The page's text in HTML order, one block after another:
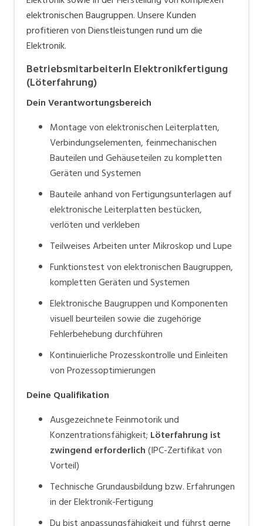
elektronischen Baugruppen. Unsere Kunden
profitieren von Dienstleistungen rund um die
Elektronik.
BetriebsmitarbeiterIn Elektronikfertigung
(Löterfahrung)
Dein Verantwortungsbereich
Montage von elektronischen Leiterplatten,
Verbindungselementen, feinmechanischen
Bauteilen und Gehäuseteilen zu kompletten
Geräten und Systemen
Bauteile anhand von Fertigungsunterlagen auf
elektronische Leiterplatten bestücken,
verlöten und verkleben
Teilweises Arbeiten unter Mikroskop und Lupe
Funktionstest von elektronischen Baugruppen,
kompletten Geräten und Systemen
Elektronische Baugruppen und Komponenten
visuell beurteilen sowie die zugehörige
Fehlerbehebung durchführen
Kontinuierliche Prozesskontrolle und Einleiten
von Prozessoptimierungen
Deine Qualifikation
Ausgezeichnete Feinmotorik und
Konzentrationsfähigkeit; Löterfahrung ist
zwingend erforderlich(IPC-Zertifikat von
Vorteil)
Technische Grundausbildung bzw. Erfahrungen
in der Elektronik-Fertigung